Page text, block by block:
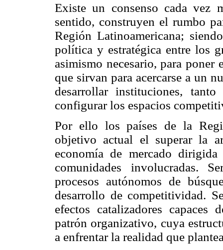
Existe un consenso cada vez
sentido, construyen el rumbo
Región Latinoamericana;
política y estratégica entre los
asimismo necesario, para poner
que sirvan para acercarse a un
desarrollar instituciones,
configurar los espacios
Por ello los países de la
objetivo actual el superar la
economía de mercado
comunidades involucradas.
procesos autónomos de
desarrollo de competitividad.
efectos catalizadores capaces
patrón organizativo, cuya
a enfrentar la realidad que